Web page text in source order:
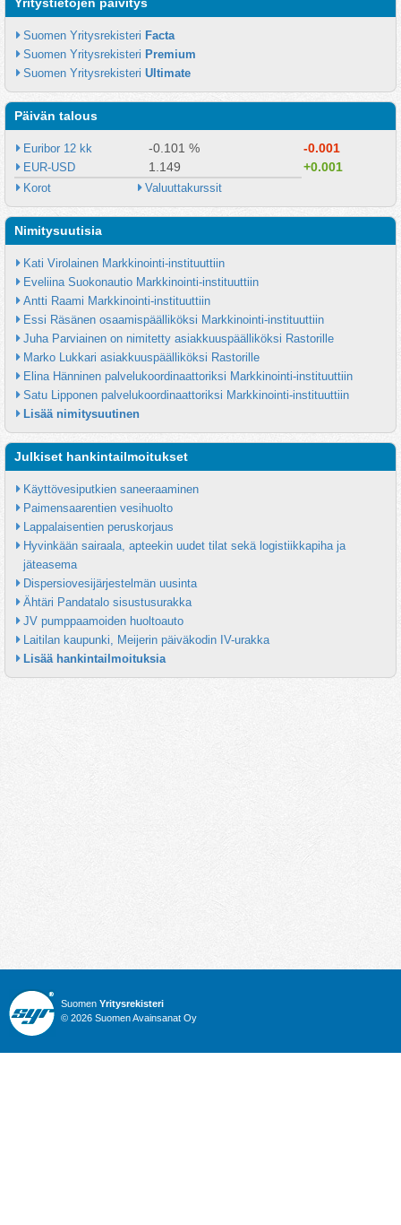
Suomen Yritysrekisteri Facta
Suomen Yritysrekisteri Premium
Suomen Yritysrekisteri Ultimate
Päivän talous
Euribor 12 kk -0.101 % -0.001
EUR-USD 1.149 +0.001
Korot Valuuttakurssit
Nimitysuutisia
Kati Virolainen Markkinointi-instituuttiin
Eveliina Suokonautio Markkinointi-instituuttiin
Antti Raami Markkinointi-instituuttiin
Essi Räsänen osaamispäälliköksi Markkinointi-instituuttiin
Juha Parviainen on nimitetty asiakkuuspäälliköksi Rastorille
Marko Lukkari asiakkuuspäälliköksi Rastorille
Elina Hänninen palvelukoordinaattoriksi Markkinointi-instituuttiin
Satu Lipponen palvelukoordinaattoriksi Markkinointi-instituuttiin
Lisää nimitysuutinen
Julkiset hankintailmoitukset
Käyttövesiputkien saneeraaminen
Paimensaarentien vesihuolto
Lappalaisentien peruskorjaus
Hyvinkään sairaala, apteekin uudet tilat sekä logistiikkapiha ja
jäteasema
Dispersiovesijärjestelmän uusinta
Ähtäri Pandatalo sisustusurakka
JV pumppaamoiden huoltoauto
Laitilan kaupunki, Meijerin päiväkodin IV-urakka
Lisää hankintailmoituksia
Suomen Yritysrekisteri
© 2026 Suomen Avainsanat Oy